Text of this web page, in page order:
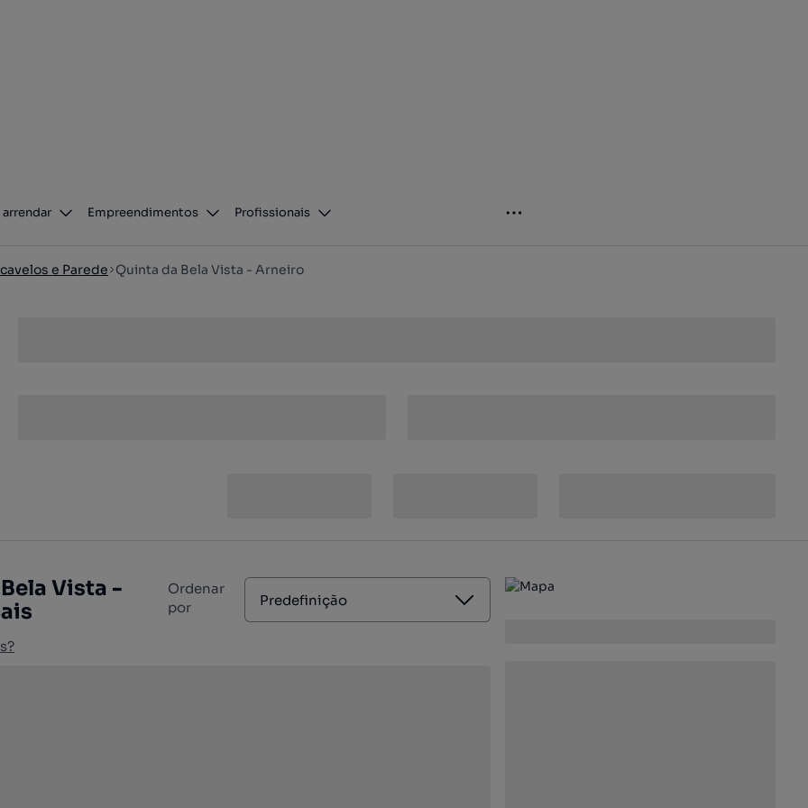
arrendar Empreendimentos Profissionais
e Parede Quinta da Bela Vista - Arneiro
Vista -
Ordenar
por
Predefinição